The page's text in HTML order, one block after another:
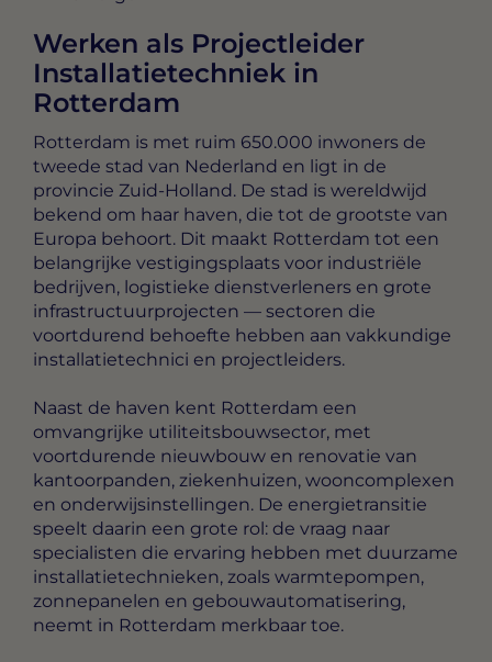
Werken als Projectleider
Installatietechniek in
Rotterdam
Rotterdam is met ruim 650.000 inwoners de
tweede stad van Nederland en ligt in de
provincie Zuid-Holland. De stad is wereldwijd
bekend om haar haven, die tot de grootste van
Europa behoort. Dit maakt Rotterdam tot een
belangrijke vestigingsplaats voor industriële
bedrijven, logistieke dienstverleners en grote
infrastructuurprojecten — sectoren die
voortdurend behoefte hebben aan vakkundige
installatietechnici en projectleiders.
Naast de haven kent Rotterdam een
omvangrijke utiliteitsbouwsector, met
voortdurende nieuwbouw en renovatie van
kantoorpanden, ziekenhuizen, wooncomplexen
en onderwijsinstellingen. De energietransitie
speelt daarin een grote rol: de vraag naar
specialisten die ervaring hebben met duurzame
installatietechnieken, zoals warmtepompen,
zonnepanelen en gebouwautomatisering,
neemt in Rotterdam merkbaar toe.